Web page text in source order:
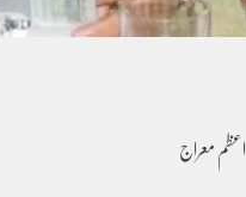
اعظم معراج